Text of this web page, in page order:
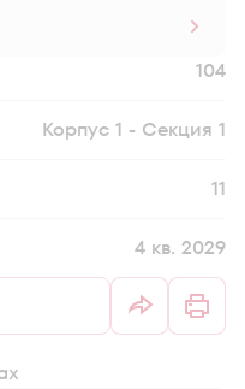
104
Корпус 1 - Секция 1
11
4 кв. 2029